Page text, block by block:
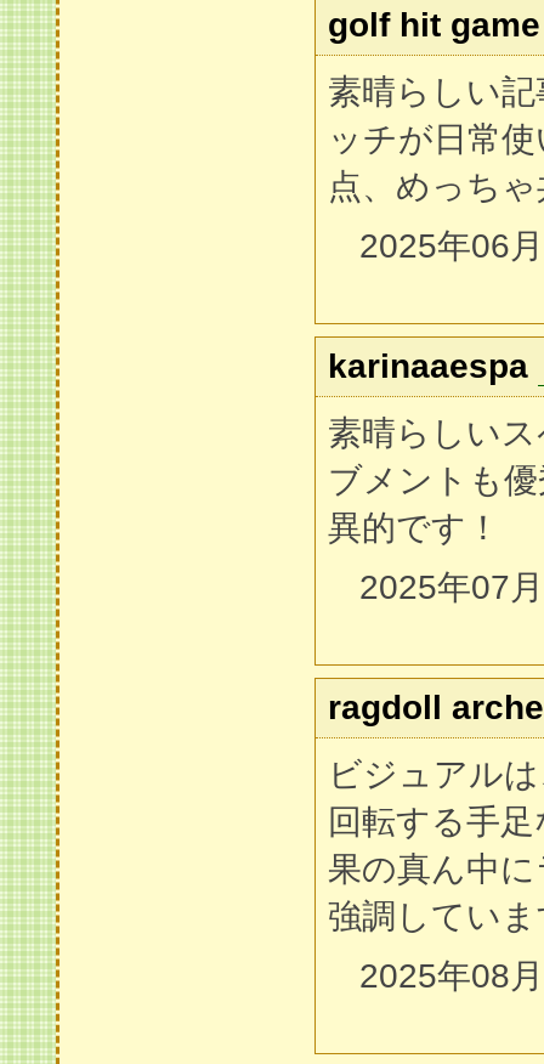
golf hit game
素晴らしい
ッチが日常
点、めっち
2025年06
karinaaespa
素晴らしい
ブメントも
異的です！
2025年07
ragdoll
ビジュアル
回転する手
果の真ん中
強調してい
2025年08